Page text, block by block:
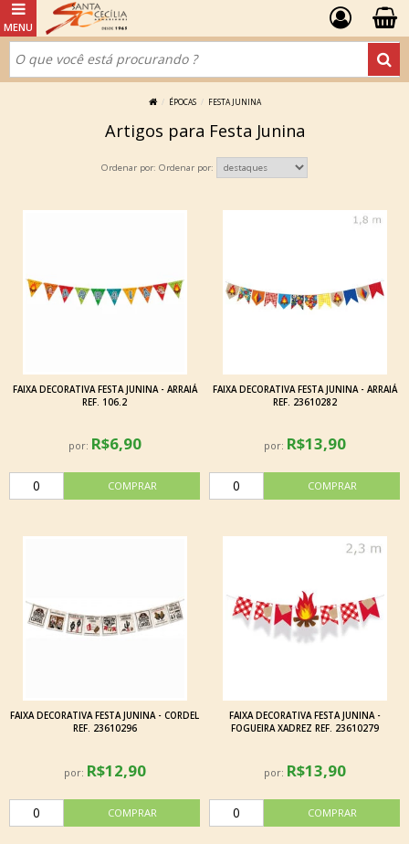
ÉPOCAS FESTA JUNINA
Artigos para Festa Junina
Ordenar por:
FAIXA DECORATIVA FESTA JUNINA - ARRAIÁ
REF. 106.2
por: R$6,90
FAIXA DECORATIVA FESTA JUNINA - ARRAIÁ
REF. 23610282
por: R$13,90
FAIXA DECORATIVA FESTA JUNINA - CORDEL
REF. 23610296
por: R$12,90
FAIXA DECORATIVA FESTA JUNINA -
FOGUEIRA XADREZ REF. 23610279
por: R$13,90